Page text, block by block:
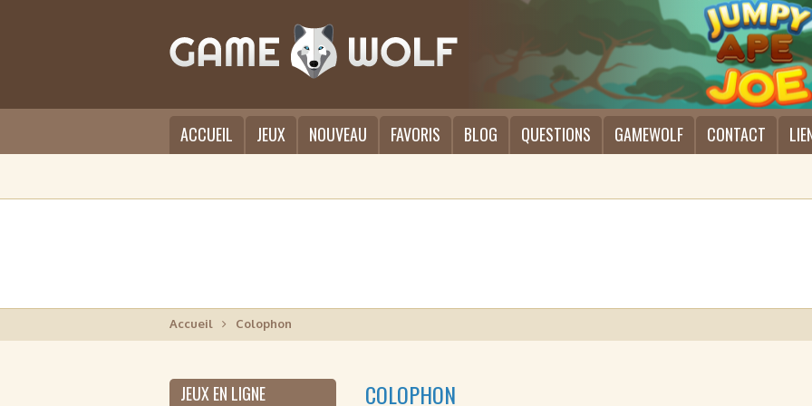
ACCUEIL JEUX NOUVEAU FAVORIS BLOG QUESTIONS GAMEWOLF CONTACT
Accueil Colophon
JEUX EN LIGNE COLOPHON